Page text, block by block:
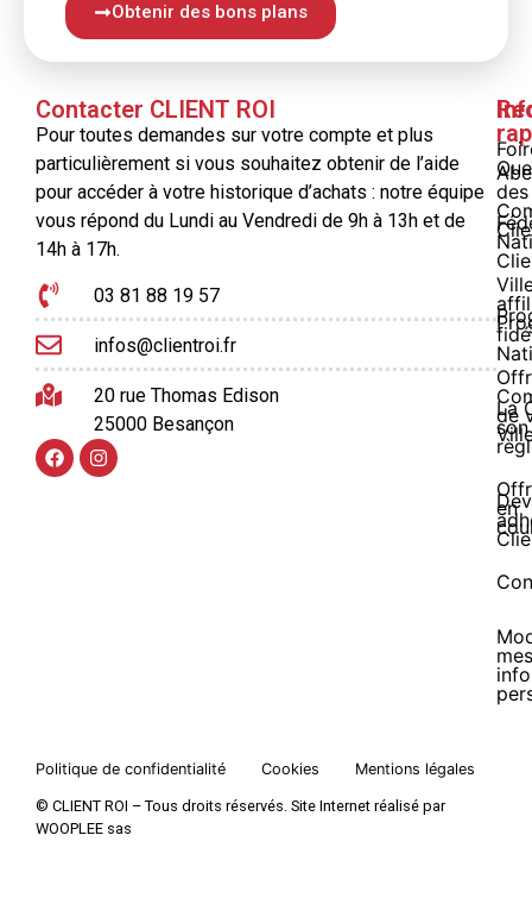
Obtenir des bons plans
Contacter CLIENT ROI
Pour toutes demandes sur votre compte et plus
particulièrement si vous souhaitez obtenir de l’aide
pour accéder à votre historique d’achats : notre équipe
vous répond du Lundi au Vendredi de 9h à 13h et de
14h à 17h.
03 81 88 19 57
infos@clientroi.fr
20 rue Thomas Edison
25000 Besançon
La
son
des
de
en
mes
Politique de confidentialité Cookies Mentions légales
© CLIENT ROI – Tous droits réservés. Site Internet réalisé par
WOOPLEE sas